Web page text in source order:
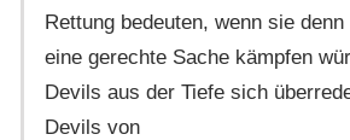
Rettung bedeuten, wenn sie
eine gerechte Sache kämpfen
Devils aus der Tiefe sich
Devils von